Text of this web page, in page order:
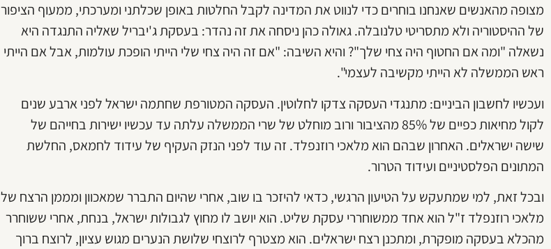
מצופה מהאנשים שאנחנו בוחרים כדי לנווט את המדינה לקבל החלטות באופן שכלתני ומערכתי, ממעוף הציפור
של ההיסטוריה ולא מתסריטי טלנובלה. גאולה כהן ניסחה את זה נהדר: בעסקת ג'יבריל שאליה התנגדה היא
נשאלה "ומה אם החטוף היה צחי שלך"? והיא השיבה: "אם זה היה צחי שלי הייתי הופכת עולמות, אבל אם הייתי
ראש הממשלה לא הייתי מקשיבה לעצמי".
ועכשיו לחשבון הביניים: מתנגדי העסקה צדקו לחלוטין. העסקה המטורפת שחתמה ישראל לפני ארבע שנים
לקול מחיאות כפיים של 85% מהציבור ורוב מוחלט של שרי הממשלה עלתה עד עכשיו ישירות בחייהם של
שישה ישראלים. האחרון שבהם הוא מלאכי רוזנפלד. זה עוד לפני הנזק העקיף של עידוד לחמאס, החלשת
המתונים הפלסטיניים ועידוד הטרור.
ובכל זאת, למי שמתעקש על הטיעון הרגשי, כדאי להיזכר בו שוב, אחרי שהיום התברר שמאכוון ומממן הרצח של
מלאכי רוזנפלד ז"ל הוא אחד ממשוחררי עסקת שליט. הוא יושב לו מחוץ לגבולות ישראל, בנחת, אחרי ששוחרר
מהכלא בעסקה מופקרת, ומתכנן רצח ישראלים. הוא מצטרף לרוצחי שלושת הנערים מגוש עציון, לרוצח ברוך